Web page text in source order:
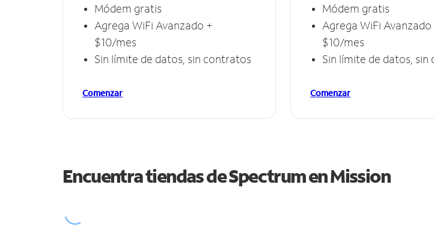
Módem gratis
Agrega WiFi Avanzado +
$10/mes
Sin límite de datos, sin contratos
Comenzar
Módem gratis
Agrega WiFi Avanzado
$10/mes
Sin límite de datos,
Comenzar
Encuentra tiendas de Spectrum enMission